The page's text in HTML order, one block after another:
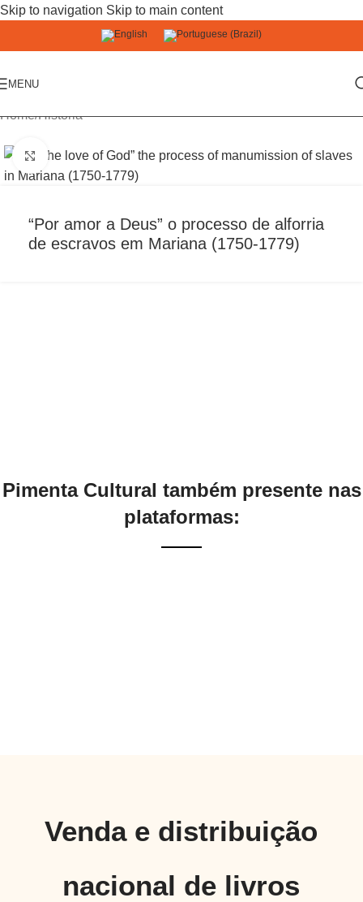
Skip to navigation Skip to main content
MENU
Home/História
Click to enlarge
“Por amor a Deus” o processo de alforria
de escravos em Mariana (1750-1779)
Pimenta Cultural também presente nas
plataformas:
Venda e distribuição
nacional de livros